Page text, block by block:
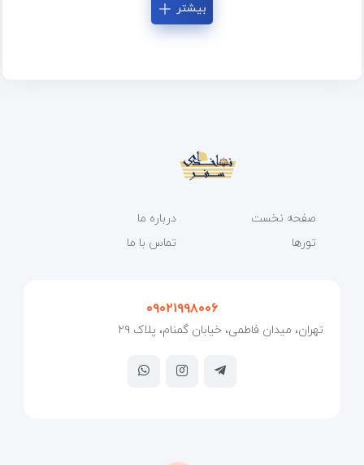
بیشتر
صفحه نخست
تورها
درباره ما
تماس با ما
۰۹۰۲۱۹۹۸۰۰۶
تهران، میدان فاطمی، خیابان گمنام، پلاک ۲۹